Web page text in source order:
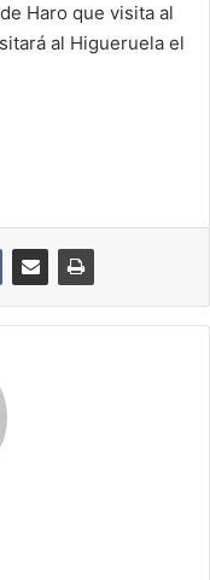
Haro que visita al
al Higueruela el